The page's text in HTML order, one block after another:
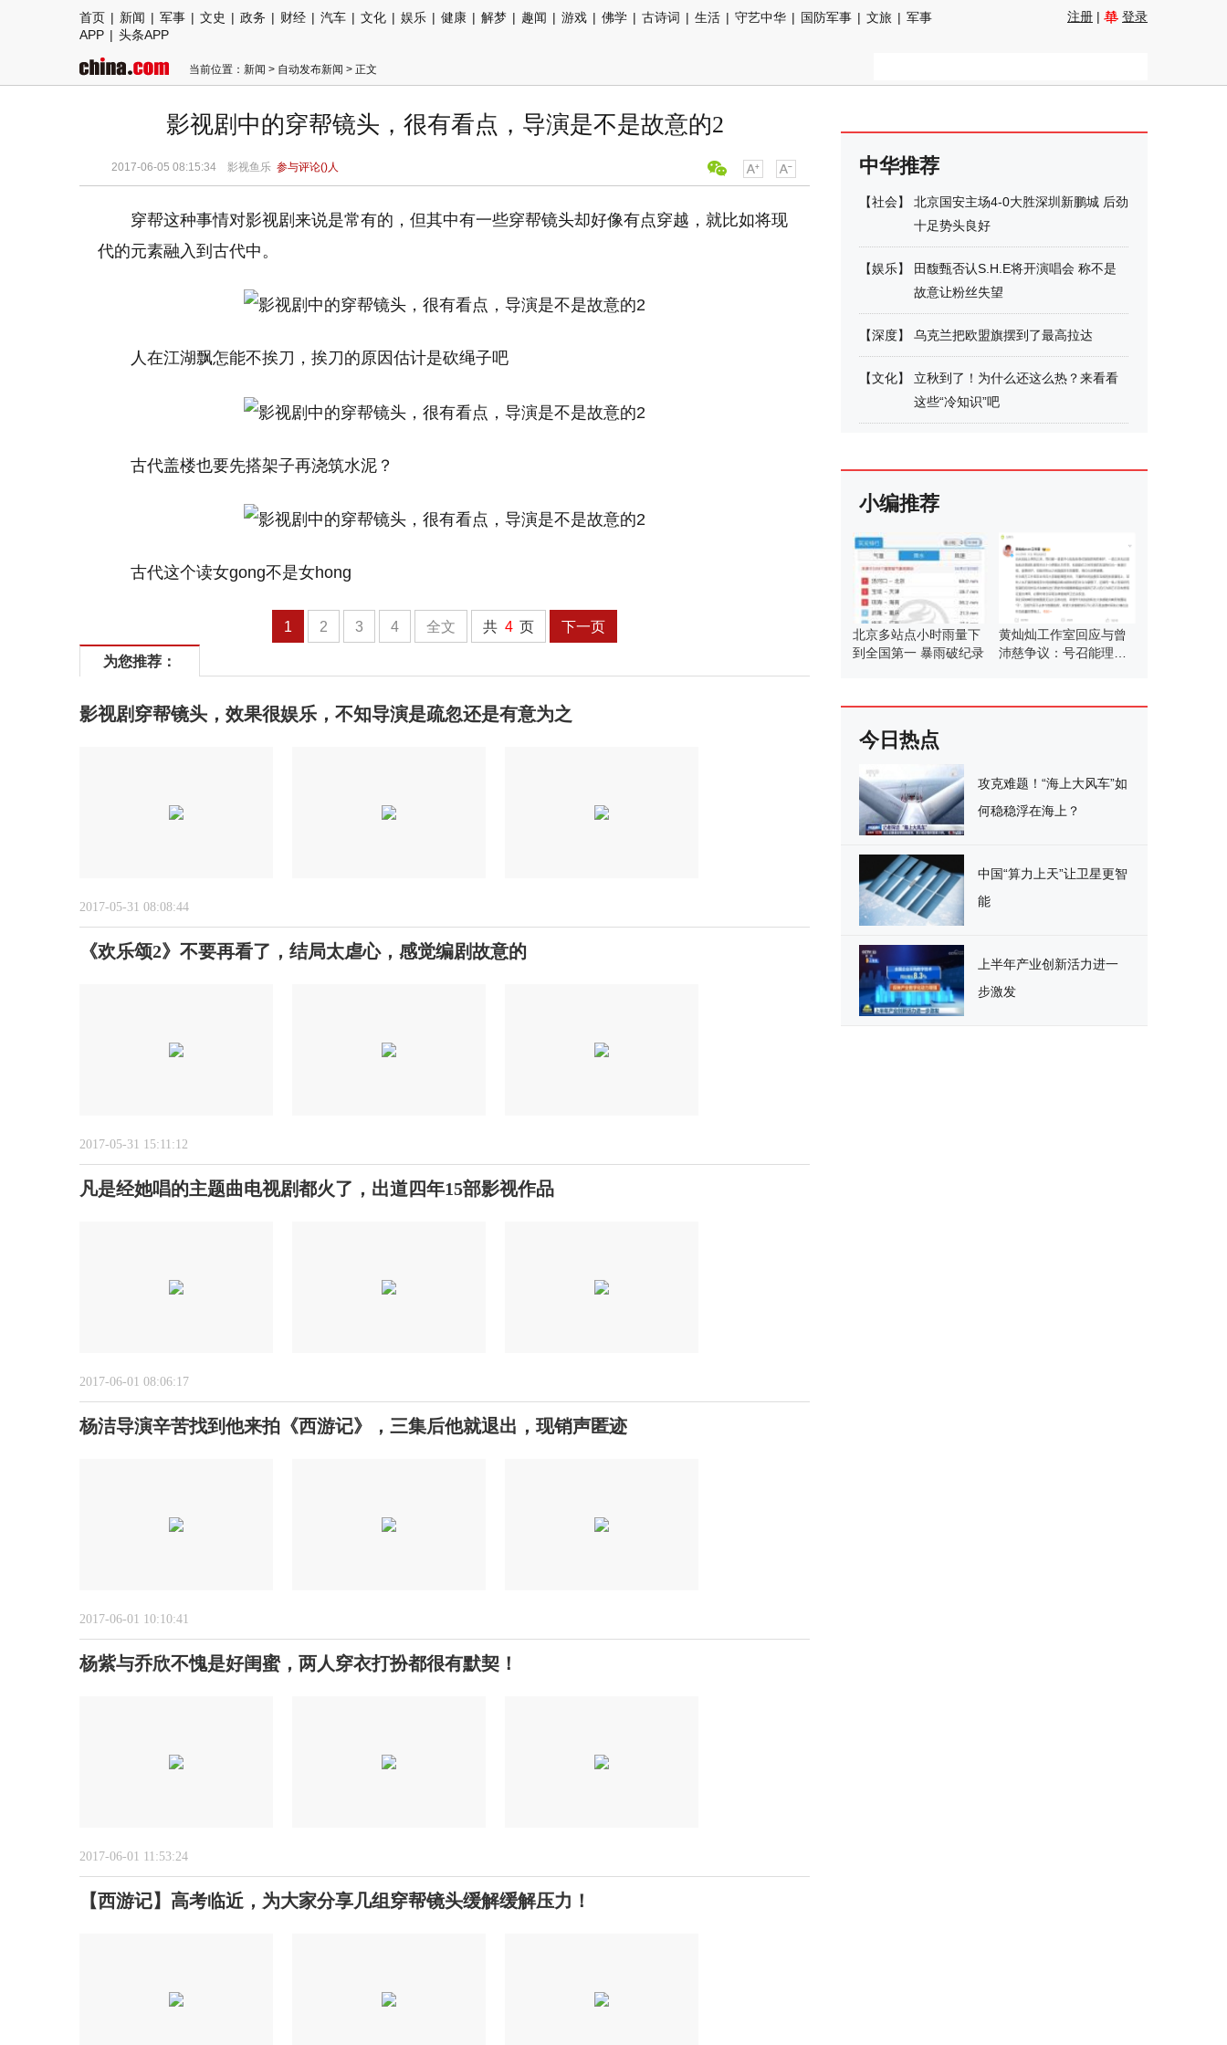
首页 | 新闻 | 军事 | 文史 | 政务 | 财经 | 汽车 | 文化 | 娱乐 | 健康 | 解梦 | 趣闻 | 游戏 | 佛学 | 古诗词 | 生活 | 守艺中华 | 国防军事 | 文旅 | 军事
APP | 头条APP
注册 | 登录
当前位置： 新闻 > 自动发布新闻 > 正文
影视剧中的穿帮镜头，很有看点，导演是不是故意的2
2017-06-05 08:15:34 影视鱼乐 参与评论()人
穿帮这种事情对影视剧来说是常有的，但其中有一些穿帮镜头却好像有点穿越，就比如将现
代的元素融入到古代中。
人在江湖飘怎能不挨刀，挨刀的原因估计是砍绳子吧
古代盖楼也要先搭架子再浇筑水泥？
古代这个读女gong不是女hong
1 2 3 4 全文 共 4 页 下一页
为您推荐：
影视剧穿帮镜头，效果很娱乐，不知导演是疏忽还是有意为之
2017-05-31 08:08:44
《欢乐颂2》不要再看了，结局太虐心，感觉编剧故意的
2017-05-31 15:11:12
凡是经她唱的主题曲电视剧都火了，出道四年15部影视作品
2017-06-01 08:06:17
杨洁导演辛苦找到他来拍《西游记》，三集后他就退出，现销声匿迹
2017-06-01 10:10:41
杨紫与乔欣不愧是好闺蜜，两人穿衣打扮都很有默契！
2017-06-01 11:53:24
【西游记】高考临近，为大家分享几组穿帮镜头缓解缓解压力！
中华推荐
【社会】
北京国安主场4-0大胜深圳新鹏城 后劲
十足势头良好
【娱乐】
田馥甄否认S.H.E将开演唱会 称不是
故意让粉丝失望
【深度】 乌克兰把欧盟旗摆到了最高拉达
【文化】
立秋到了！为什么还这么热？来看看
这些“冷知识”吧
小编推荐
北京多站点小时雨量下
到全国第一 暴雨破纪录
黄灿灿工作室回应与曾
沛慈争议：号召能理智
今日热点
攻克难题！“海上大风车”如
何稳稳浮在海上？
中国“算力上天”让卫星更智
能
上半年产业创新活力进一
步激发